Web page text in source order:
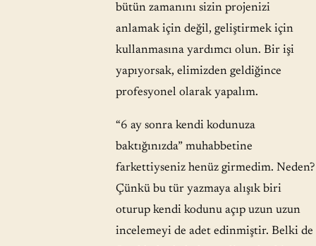
bütün zamanını sizin projenizi
anlamak için değil, geliştirmek için
kullanmasına yardımcı olun. Bir işi
yapıyorsak, elimizden geldiğince
profesyonel olarak yapalım.
“6 ay sonra kendi kodunuza
baktığınızda” muhabbetine
farkettiyseniz henüz girmedim. Neden?
Çünkü bu tür yazmaya alışık biri
oturup kendi kodunu açıp uzun uzun
incelemeyi de adet edinmiştir. Belki de